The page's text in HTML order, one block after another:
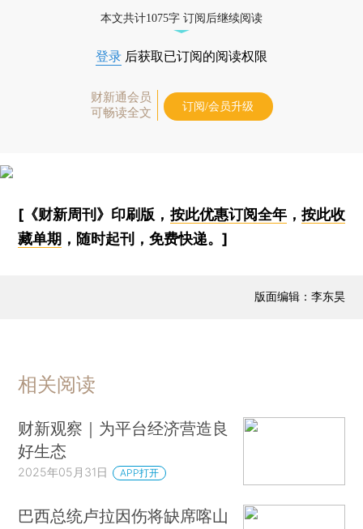
本文共计1075字 订阅后继续阅读
登录 后获取已订阅的阅读权限
财新通会员
可畅读全文
订阅/会员升级
[《财新周刊》印刷版， 按此优惠订阅全年， 按此收
藏单期 ，随时起刊，免费快递。]
版面编辑：李东昊
相关阅读
财新观察｜为平台经济营造良
好生态
2025年05月31日 APP打开
巴西总统卢拉因伤将缺席喀山